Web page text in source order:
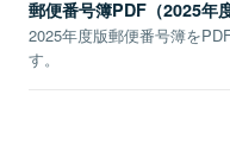
郵便番号簿PDF（2025年
2025年度版郵便番号簿を
す。